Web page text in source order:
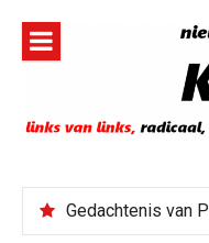
inhoud